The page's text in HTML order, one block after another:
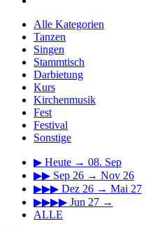
Alle Kategorien
Tanzen
Singen
Stammtisch
Darbietung
Kurs
Kirchenmusik
Fest
Festival
Sonstige
▶ Heute → 08. Sep
▶▶ Sep 26 → Nov 26
▶▶▶ Dez 26 → Mai 27
▶▶▶▶ Jun 27 →
ALLE